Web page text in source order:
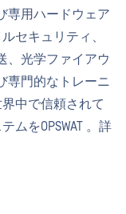
専用ハードウェア
セキュリティ、
、光学ファイアウ
専門的なトレーニ
界中で信頼されて
ムをOPSWAT 。詳